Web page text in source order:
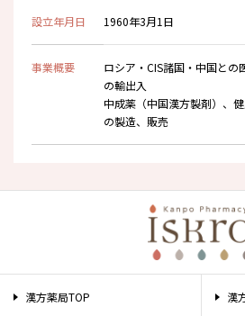
設立年月日 1960年3月1日
事業概要
ロシア・CIS諸国・中国と
の輸出入
中成薬（中国漢方製剤）、
の製造、販売
漢方薬局TOP 漢